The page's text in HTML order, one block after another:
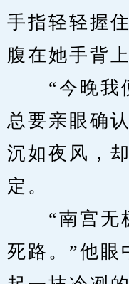
手指轻轻握
腹在她手背
“今晚我便
总要亲眼确
沉如夜风，
定。
“南宫无极
死路。”他眼